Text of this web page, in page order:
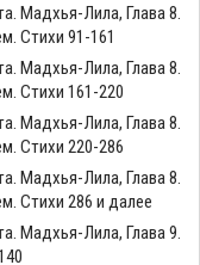
Мадхья-Лила, Глава 8.
Стихи 91-161
Мадхья-Лила, Глава 8.
Стихи 161-220
Мадхья-Лила, Глава 8.
Стихи 220-286
Мадхья-Лила, Глава 8.
Стихи 286 и далее
Мадхья-Лила, Глава 9.